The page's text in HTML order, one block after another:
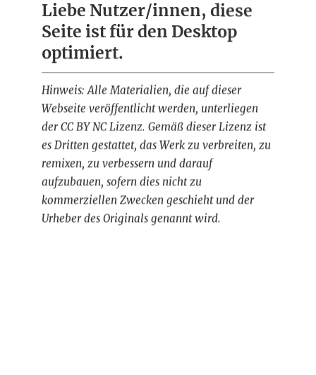
Liebe Nutzer/innen, diese
Seite ist für den Desktop
optimiert.
Hinweis: Alle Materialien, die auf dieser
Webseite veröffentlicht werden, unterliegen
der CC BY NC Lizenz. Gemäß dieser Lizenz ist
es Dritten gestattet, das Werk zu verbreiten, zu
remixen, zu verbessern und darauf
aufzubauen, sofern dies nicht zu
kommerziellen Zwecken geschieht und der
Urheber des Originals genannt wird.